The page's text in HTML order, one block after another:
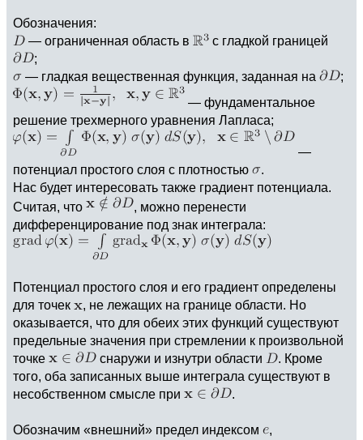
Обозначения:
— ограниченная область в
с гладкой границей
;
— гладкая вещественная функция, заданная на
;
— фундаментальное
решение трехмерного уравнения Лапласа;
—
потенциал простого слоя с плотностью
.
Нас будет интересовать также градиент потенциала.
Считая, что
, можно перенести
дифференцирование под знак интеграла:
Потенциал простого слоя и его градиент определены
для точек
, не лежащих на границе области. Но
оказывается, что для обеих этих функций существуют
предельные значения при стремлении к произвольной
точке
снаружи и изнутри области
. Кроме
того, оба записанных выше интеграла существуют в
несобственном смысле при
.
Обозначим «внешний» предел индексом
,